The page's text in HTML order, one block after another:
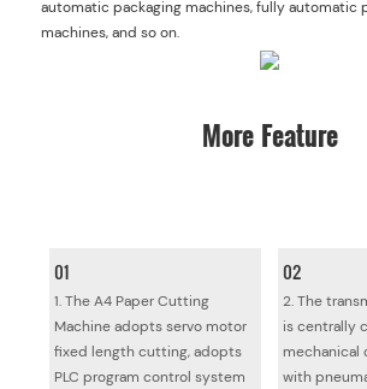
automatic packaging machines, fully automatic
machines, and so on.
More Feature
01
1. The A4 Paper Cutting
Machine adopts servo motor
fixed length cutting, adopts
PLC program control system
02
2. The
is centrally
mechanical
with